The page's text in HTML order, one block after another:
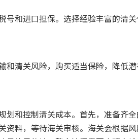
和进口担保。选择经验丰富的清
清关风险，购买适当保险，降低潜
和控制清关成本。首先，准备齐
料，等待海关审核。海关会根据